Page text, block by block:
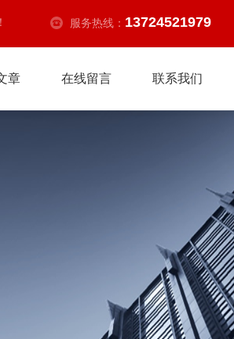
服务热线： 13724521979
章 在线留言 联系我们